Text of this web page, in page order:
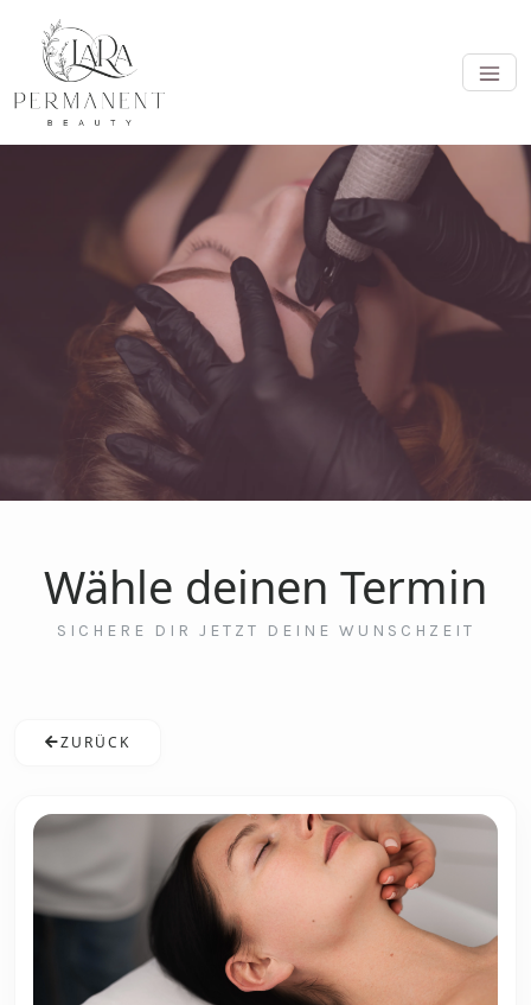
Wähle deinen Termin
SICHERE DIR JETZT DEINE WUNSCHZEIT
ZURÜCK